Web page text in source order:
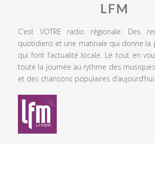
LFM
C’est VOTRE radio régionale. Des
quotidiens et une matinale qui donne la
qui font l’actualité locale. Le tout en
toute la journée au rythme des
et des chansons populaires d’aujourd’hui.